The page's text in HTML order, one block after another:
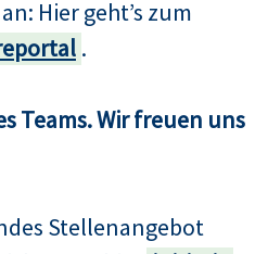
Hier geht’s zum
.
Teams. Wir freuen uns
Stellenangebot